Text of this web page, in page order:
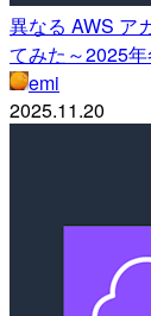
異なる AWS ア
てみた～2025
emi
2025.11.20